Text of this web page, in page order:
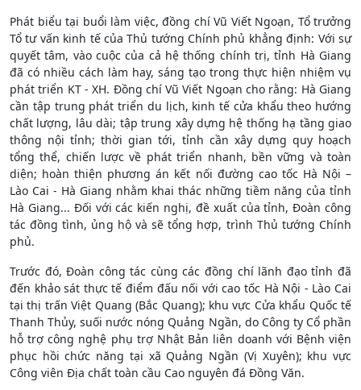
Phát biểu tại buổi làm việc, đồng chí Vũ Viết Ngoạn, Tổ trưởng
Tổ tư vấn kinh tế của Thủ tướng Chính phủ khẳng định: Với sự
quyết tâm, vào cuộc của cả hệ thống chính trị, tỉnh Hà Giang
đã có nhiều cách làm hay, sáng tạo trong thực hiện nhiệm vụ
phát triển KT - XH. Đồng chí Vũ Viết Ngoạn cho rằng: Hà Giang
cần tập trung phát triển du lịch, kinh tế cửa khẩu theo hướng
chất lượng, lâu dài; tập trung xây dựng hệ thống hạ tầng giao
thông nội tỉnh; thời gian tới, tỉnh cần xây dựng quy hoạch
tổng thể, chiến lược về phát triển nhanh, bền vững và toàn
diện; hoàn thiện phương án kết nối đường cao tốc Hà Nội –
Lào Cai - Hà Giang nhằm khai thác những tiềm năng của tỉnh
Hà Giang... Đối với các kiến nghị, đề xuất của tỉnh, Đoàn công
tác đồng tình, ủng hộ và sẽ tổng hợp, trình Thủ tướng Chính
phủ.
Trước đó, Đoàn công tác cùng các đồng chí lãnh đạo tỉnh đã
đến khảo sát thực tế điểm đấu nối với cao tốc Hà Nội - Lào Cai
tại thị trấn Việt Quang (Bắc Quang); khu vực Cửa khẩu Quốc tế
Thanh Thủy, suối nước nóng Quảng Ngần, do Công ty Cổ phần
hỗ trợ công nghệ phụ trợ Nhật Bản liên doanh với Bệnh viện
phục hồi chức năng tại xã Quảng Ngần (Vị Xuyên); khu vực
Công viên Địa chất toàn cầu Cao nguyên đá Đồng Văn.